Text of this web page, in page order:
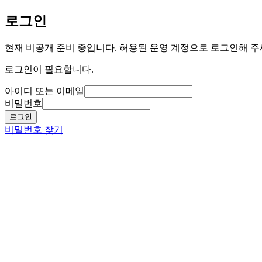
로그인
현재 비공개 준비 중입니다. 허용된 운영 계정으로 로그인해 주
로그인이 필요합니다.
아이디 또는 이메일
비밀번호
로그인
비밀번호 찾기